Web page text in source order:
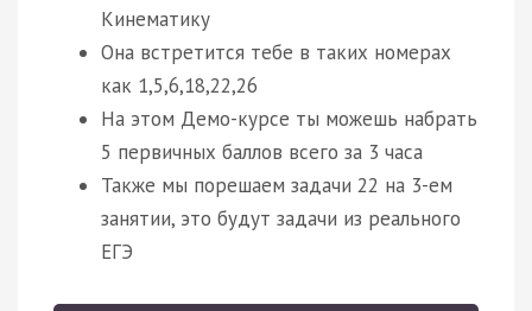
Кинематику
Она встретится тебе в таких номерах
как 1,5,6,18,22,26
На этом Демо-курсе ты можешь набрать
5 первичных баллов всего за 3 часа
Также мы порешаем задачи 22 на 3-ем
занятии, это будут задачи из реального
ЕГЭ